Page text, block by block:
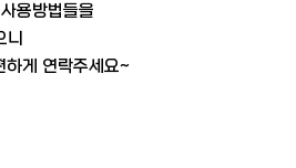
용방법들을
니
게 연락주세요~